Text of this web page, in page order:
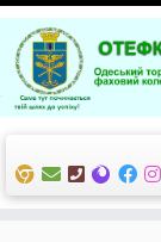
Перейти
до
вмісту